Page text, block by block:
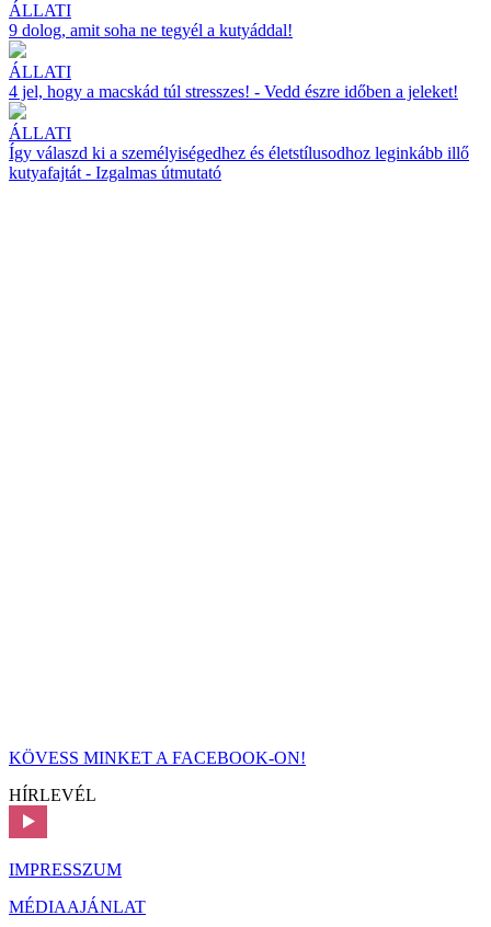
ÁLLATI
9 dolog, amit soha ne tegyél a kutyáddal!
ÁLLATI
4 jel, hogy a macskád túl stresszes! - Vedd észre időben a jeleket!
ÁLLATI
Így válaszd ki a személyiségedhez és életstílusodhoz leginkább illő
kutyafajtát - Izgalmas útmutató
KÖVESS MINKET A FACEBOOK-ON!
HÍRLEVÉL
IMPRESSZUM
MÉDIAAJÁNLAT